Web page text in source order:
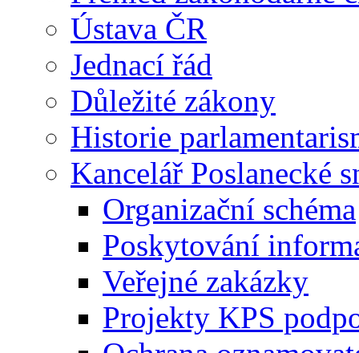
Ústava ČR
Jednací řád
Důležité zákony
Historie
Kancelář Poslanecké
Organizační schéma
Poskytování
Veřejné zakázky
Projekty KPS